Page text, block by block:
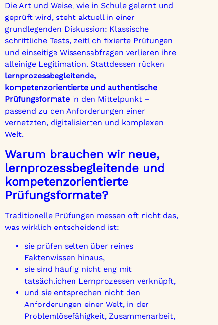
Die Art und Weise, wie in Schule gelernt und
geprüft wird, steht aktuell in einer
grundlegenden Diskussion: Klassische
schriftliche Tests, zeitlich fixierte Prüfungen
und einseitige Wissensabfragen verlieren ihre
alleinige Legitimation. Stattdessen rücken
lernprozessbegleitende,
kompetenzorientierte und authentische
Prüfungsformate in den Mittelpunkt –
passend zu den Anforderungen einer
vernetzten, digitalisierten und komplexen
Welt.
Warum brauchen wir neue,
lernprozessbegleitende und
kompetenzorientierte
Prüfungsformate?
Traditionelle Prüfungen messen oft nicht das,
was wirklich entscheidend ist:
sie prüfen selten über reines
Faktenwissen hinaus,
sie sind häufig nicht eng mit
tatsächlichen Lernprozessen verknüpft,
und sie entsprechen nicht den
Anforderungen einer Welt, in der
Problemlösefähigkeit, Zusammenarbeit,